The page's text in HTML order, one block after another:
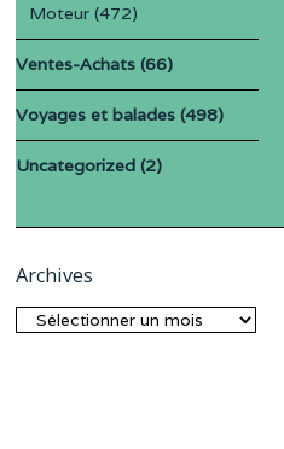
Moteur (472)
Ventes-Achats (66)
Voyages et balades (498)
Uncategorized (2)
Archives
Archives